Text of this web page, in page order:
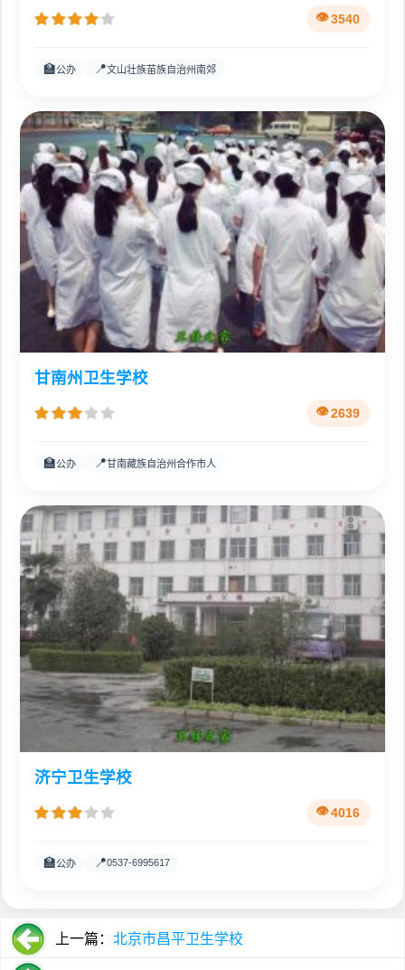
3540
🏫公办 📍文山壮族苗族自治州南郊
甘南州卫生学校
2639
🏫公办 📍甘南藏族自治州合作市人
济宁卫生学校
4016
🏫公办 📍0537-6995617
上一篇： 北京市昌平卫生学校